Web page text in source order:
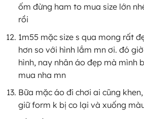
ốm đừng ham to mua size lớn
rồi
1m55 mặc size s qua mong rất
hơn so với hình lắm mn ơi. đó
hình, nay nhân áo đẹp mà mình
mua nha mn
Bữa mặc áo đi chơi ai cũng
giữ form k bị co lại và xuống